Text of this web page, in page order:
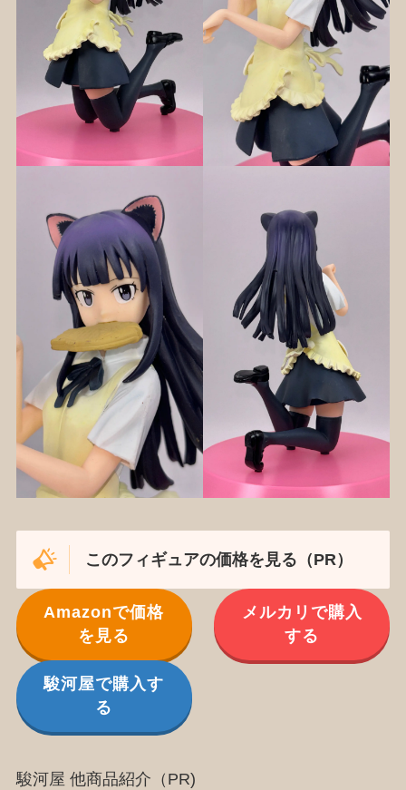
このフィギュアの価格を見る（PR）
Amazonで価格
を見る
メルカリで購入
する
駿河屋で購入す
る
駿河屋 他商品紹介（PR)